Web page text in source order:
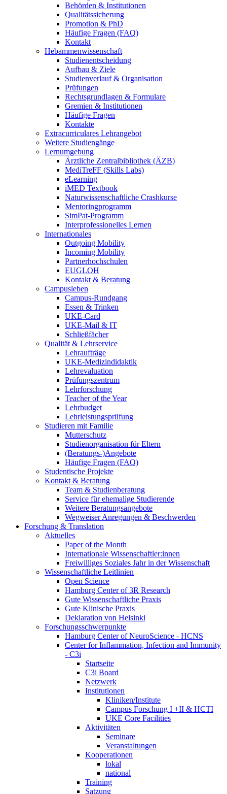
Behörden & Institutionen
Qualitätssicherung
Promotion & PhD
Häufige Fragen (FAQ)
Kontakt
Hebammenwissenschaft
Studienentscheidung
Aufbau & Ziele
Studienverlauf & Organisation
Prüfungen
Rechtsgrundlagen & Formulare
Gremien & Institutionen
Häufige Fragen
Kontakte
Extracurriculares Lehrangebot
Weitere Studiengänge
Lernumgebung
Ärztliche Zentralbibliothek (ÄZB)
MediTreFF (Skills Labs)
eLearning
iMED Textbook
Naturwissenschaftliche Crashkurse
Mentoringprogramm
SimPat-Programm
Interprofessionelles Lernen
Internationales
Outgoing Mobility
Incoming Mobility
Partnerhochschulen
EUGLOH
Kontakt & Beratung
Campusleben
Campus-Rundgang
Essen & Trinken
UKE-Card
UKE-Mail & IT
Schließfächer
Qualität & Lehrservice
Lehraufträge
UKE-Medizindidaktik
Lehrevaluation
Prüfungszentrum
Lehrforschung
Teacher of the Year
Lehrbudget
Lehrleistungsprüfung
Studieren mit Familie
Mutterschutz
Studienorganisation für Eltern
(Beratungs-)Angebote
Häufige Fragen (FAQ)
Studentische Projekte
Kontakt & Beratung
Team & Studienberatung
Service für ehemalige Studierende
Weitere Beratungsangebote
Wegweiser Anregungen & Beschwerden
Forschung & Translation
Aktuelles
Paper of the Month
Internationale Wissenschaftler:innen
Freiwilliges Soziales Jahr in der Wissenschaft
Wissenschaftliche Leitlinien
Open Science
Hamburg Center of 3R Research
Gute Wissenschaftliche Praxis
Gute Klinische Praxis
Deklaration von Helsinki
Forschungsschwerpunkte
Hamburg Center of NeuroScience - HCNS
Center for Inflammation, Infection and Immunity
- C3i
Startseite
C3i Board
Netzwerk
Institutionen
Kliniken/Institute
Campus Forschung I +II & HCTI
UKE Core Facilities
Aktivitäten
Seminare
Veranstaltungen
Kooperationen
lokal
national
Training
Satzung